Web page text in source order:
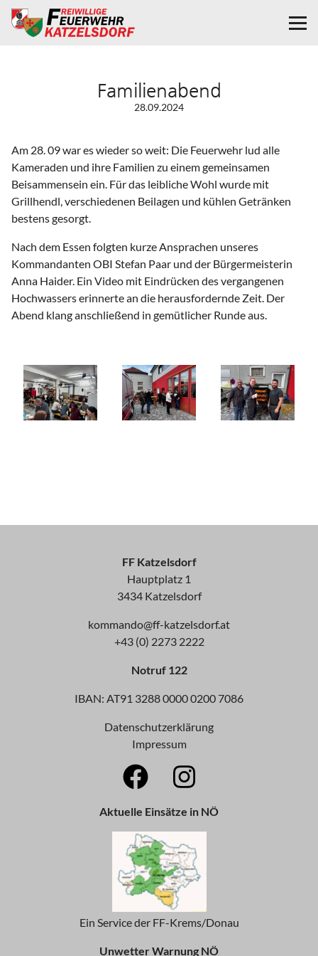
Familienabend
28.09.2024
Am 28. 09 war es wieder so weit: Die Feuerwehr lud alle
Kameraden und ihre Familien zu einem gemeinsamen
Beisammensein ein. Für das leibliche Wohl wurde mit
Grillhendl, verschiedenen Beilagen und kühlen Getränken
bestens gesorgt.
Nach dem Essen folgten kurze Ansprachen unseres
Kommandanten OBI Stefan Paar und der Bürgermeisterin
Anna Haider. Ein Video mit Eindrücken des vergangenen
Hochwassers erinnerte an die herausfordernde Zeit. Der
Abend klang anschließend in gemütlicher Runde aus.
FF Katzelsdorf
Hauptplatz 1
3434 Katzelsdorf
kommando@ff-katzelsdorf.at
+43 (0) 2273 2222
Notruf 122
IBAN: AT91 3288 0000 0200 7086
Datenschutzerklärung
Impressum
Aktuelle Einsätze in NÖ
Ein Service der FF-Krems/Donau
Unwetter Warnung NÖ